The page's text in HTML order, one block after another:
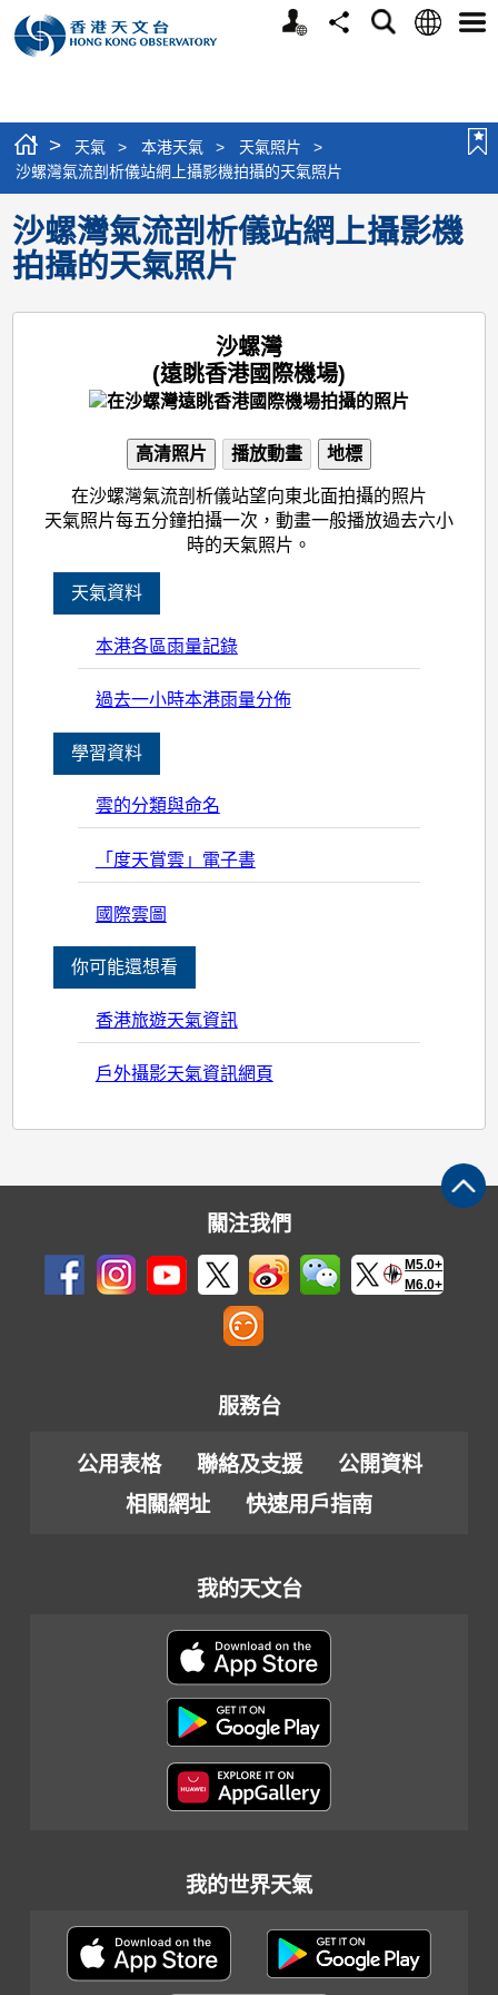
個
分
搜
語
選
> 天氣 > 本港天氣 > 天氣照片
>
沙螺灣氣流剖析儀站網上攝影機拍攝的天氣照片
沙螺灣氣流剖析儀站網上攝影機
拍攝的天氣照片
沙螺灣
(遠眺香港國際機場)
高清照片 播放動畫 地標
在沙螺灣氣流剖析儀站望向東北面拍攝的照片
天氣照片每五分鐘拍攝一次，動畫一般播放過去六小
時的天氣照片。
天氣資料
本港各區雨量記錄
過去一小時本港雨量分佈
學習資料
雲的分類與命名
「度天賞雲」電子書
國際雲圖
你可能還想看
香港旅遊天氣資訊
戶外攝影天氣資訊網頁
關注我們
M5.0+
M6.0+
服務台
公用表格 聯絡及支援
公開資料
相關網址
快速用戶指南
我的天文台
我的世界天氣